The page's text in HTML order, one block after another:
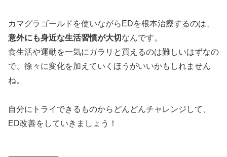
カマグラゴールドを使いながらEDを根本治療するのは、
意外にも身近な生活習慣が大切 なんです。
食生活や運動を一気にガラリと買えるのは難しいはずなの
で、徐々に変化を加えていくほうがいいかもしれません
ね。
自分にトライできるものからどんどんチャレンジして、
ED改善をしていきましょう！